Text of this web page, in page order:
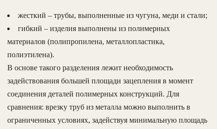
жесткий – трубы, выполненные из чугуна, меди и стали;
гибкий – изделия выполнены из полимерных
материалов (полипропилена, металлопластика,
полиэтилена).
В основе такого разделения лежит необходимость
задействования большей площади зацепления в момент
соединения деталей полимерных конструкций. Для
сравнения: врезку труб из металла можно выполнить в
ограниченных условиях, задействуя минимальную площадь